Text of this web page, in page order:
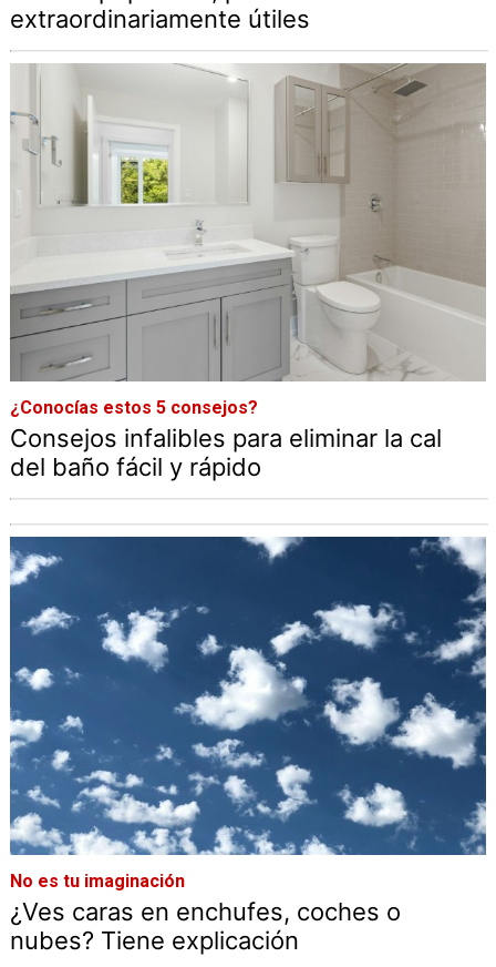
extraordinariamente útiles
¿Conocías estos 5 consejos?
Consejos infalibles para eliminar la cal
del baño fácil y rápido
No es tu imaginación
¿Ves caras en enchufes, coches o
nubes? Tiene explicación